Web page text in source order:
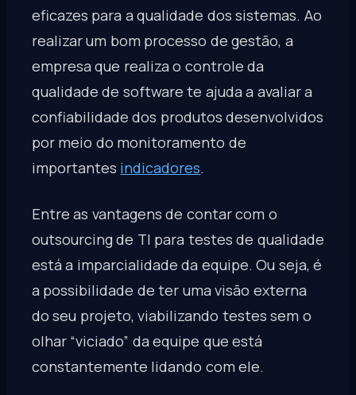
eficazes para a qualidade dos sistemas. Ao
realizar um bom processo de gestão, a
empresa que realiza o controle da
qualidade de software te ajuda a avaliar a
confiabilidade dos produtos desenvolvidos
por meio do monitoramento de
importantes indicadores.
Entre as vantagens de contar com o
outsourcing de TI para testes de qualidade
está a imparcialidade da equipe. Ou seja, é
a possibilidade de ter uma visão externa
do seu projeto, viabilizando testes sem o
olhar “viciado” da equipe que está
constantemente lidando com ele.